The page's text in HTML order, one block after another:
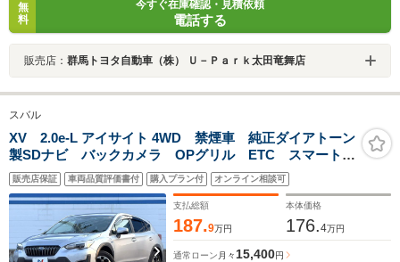
無
料
今すぐ在庫確認・見積依頼
電話する
販売店： 群馬トヨタ自動車（株） Ｕ－Ｐａｒｋ太田竜舞店
スバル
XV 2.0e-L アイサイト 4WD 禁煙車 純正ダイアトーン
製SDナビ バックカメラ OPグリル ETC スマートキ
ー 純正17インチアルミホイール ステアリング連動
LEDヘッドライト オートライト パドルシフト デュ
アルオートエアコン
販売店保証 車両品質評価書付 購入プラン付 オンライン相談可
支払総額
187.9万円
本体価格
176.4万円
通常ローン 月々 15,400円